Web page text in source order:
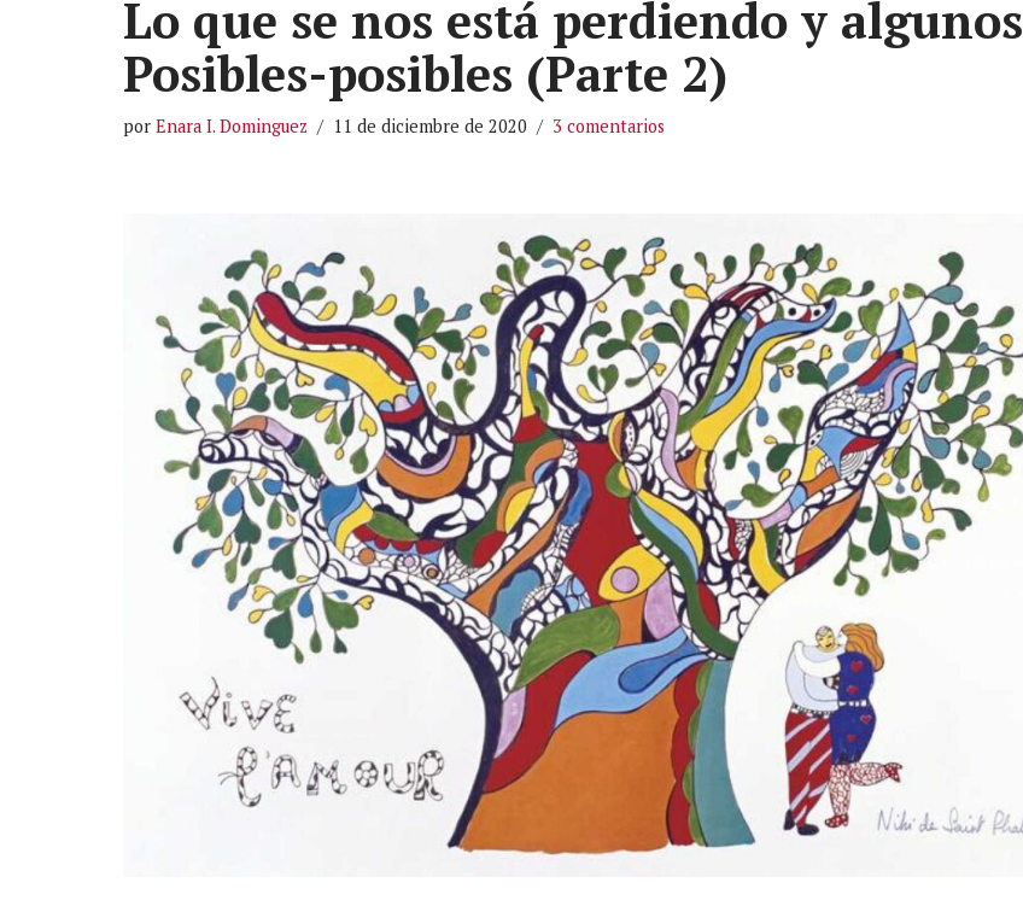
Lo que se nos está perdiendo y algunos
Posibles-posibles (Parte 2)
por Enara I. Dominguez 11 de diciembre de 2020 3 comentarios